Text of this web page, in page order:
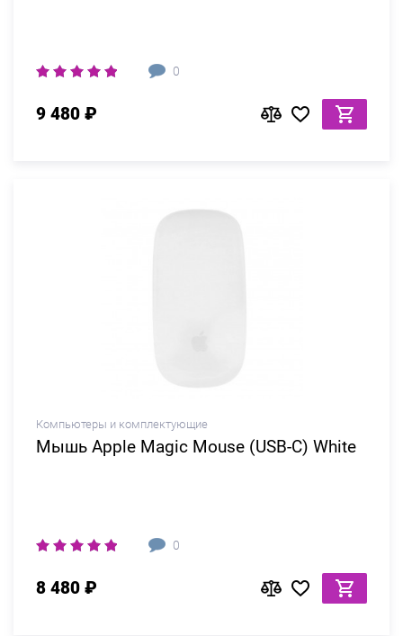
0
9 480 ₽
Компьютеры и комплектующие
Мышь Apple Magic Mouse (USB-C) White
0
8 480 ₽